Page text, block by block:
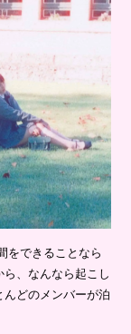
をできることなら
、なんなら起こし
どのメンバーが泊